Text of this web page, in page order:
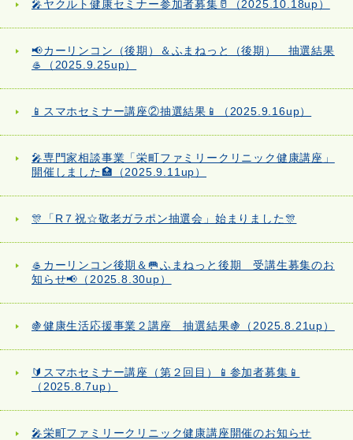
🎤ヤクルト健康セミナー参加者募集🥛（2025.10.18up）
📢カーリンコン（後期）＆ふまねっと（後期） 抽選結果
🥌（2025.9.25up）
📱スマホセミナー講座②抽選結果📱（2025.9.16up）
🎤専門家相談事業「栄町ファミリークリニック健康講座」
開催しました🏥（2025.9.11up）
🎊「R７祝☆敬老ガラポン抽選会」始まりました🎊
🥌カーリンコン後期＆🥅ふまねっと後期 受講生募集のお
知らせ📢（2025.8.30up）
🍇健康生活応援事業２講座 抽選結果🍇（2025.8.21up）
🔰スマホセミナー講座（第２回目）📱参加者募集📱
（2025.8.7up）
🎤栄町ファミリークリニック健康講座開催のお知らせ